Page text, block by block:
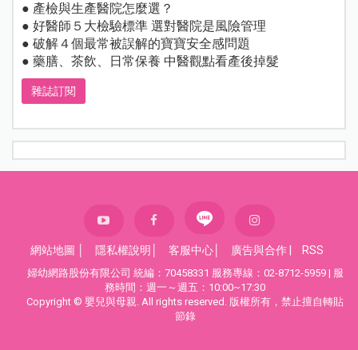
● 產檢與生產醫院怎麼選？
● 好醫師５大檢驗標準 選對醫院是風險管理
● 破解４個最常被誤解的寶寶安全感問題
● 藥膳、茶飲、日常保養 中醫觀點看產後掉髮
雜誌訂閱
網站地圖 隱私權說明 客服中心 廣告與合作 RSS
婦幼網路股份有限公司 統編：70458331 服務專線：02-8712-5959 | 服
務時間：週一～週五：10:00~17:30
Copyright © 嬰兒與母親. All rights reserved. 版權所有，禁止擅自轉貼
節錄